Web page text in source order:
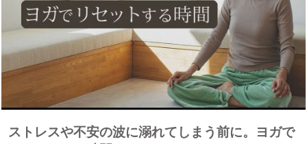
ストレスや不安の波に溺れてしまう前に。ヨガで